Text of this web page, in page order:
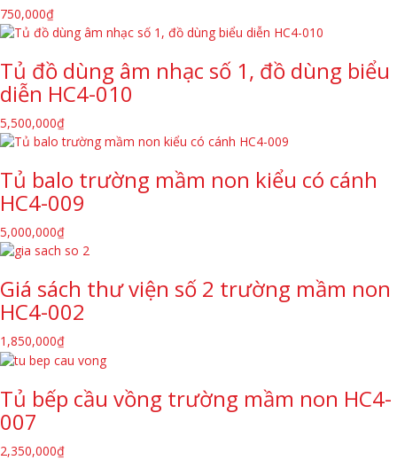
750,000₫
Tủ đồ dùng âm nhạc số 1, đồ dùng biểu
diễn HC4-010
5,500,000₫
Tủ balo trường mầm non kiểu có cánh
HC4-009
5,000,000₫
Giá sách thư viện số 2 trường mầm non
HC4-002
1,850,000₫
Tủ bếp cầu vồng trường mầm non HC4-
007
2,350,000₫